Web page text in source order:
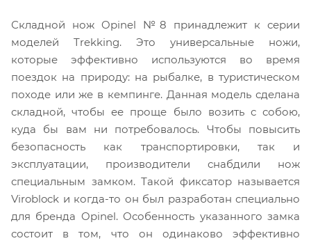
Складной нож Opinel №8 принадлежит к серии
моделей Trekking. Это универсальные ножи,
которые эффективно используются во время
поездок на природу: на рыбалке, в туристическом
походе или же в кемпинге. Данная модель сделана
складной, чтобы ее проще было возить с собою,
куда бы вам ни потребовалось. Чтобы повысить
безопасность как транспортировки, так и
эксплуатации, производители снабдили нож
специальным замком. Такой фиксатор называется
Viroblock и когда-то он был разработан специально
для бренда Opinel. Особенность указанного замка
состоит в том, что он одинаково эффективно